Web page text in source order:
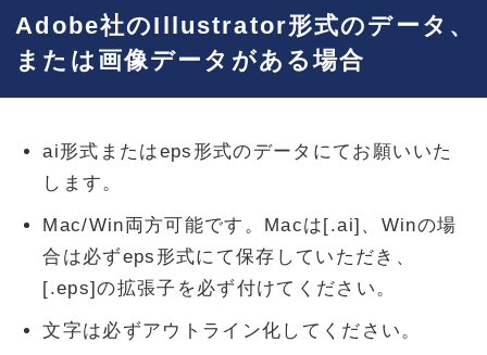
Adobe社のIllustrator形式のデータ、
または画像データがある場合
ai形式またはeps形式のデータにてお願いいた
します。
Mac/Win両方可能です。Macは[.ai]、Winの場
合は必ずeps形式にて保存していただき、
[.eps]の拡張子を必ず付けてください。
文字は必ずアウトライン化してください。